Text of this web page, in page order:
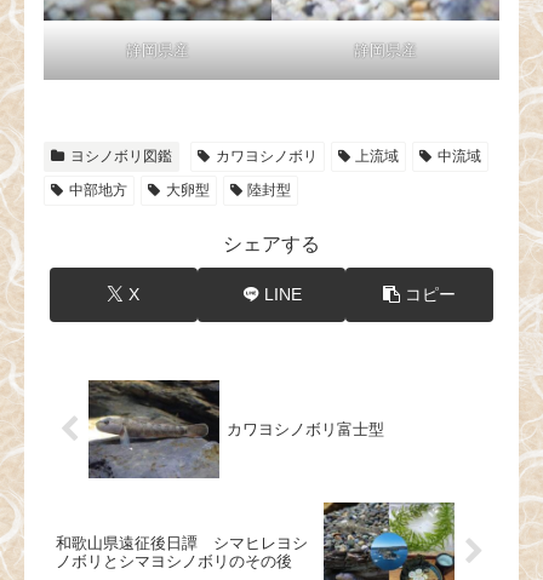
静岡県産 静岡県産
ヨシノボリ図鑑 カワヨシノボリ 上流域
中流域
中部地方
大卵型 陸封型
シェアする
X LINE コピー
カワヨシノボリ富士型
和歌山県遠征後日譚 シマヒレヨシ
ノボリとシマヨシノボリのその後